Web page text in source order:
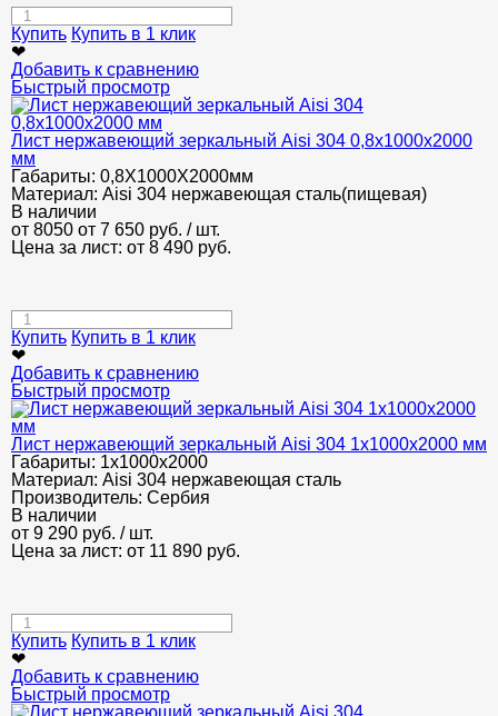
Купить Купить в 1 клик
❤
Добавить к сравнению
Быстрый просмотр
Лист нержавеющий зеркальный Aisi 304 0,8х1000х2000
мм
Габариты: 0,8Х1000Х2000мм
Материал: Aisi 304 нержавеющая сталь(пищевая)
В наличии
от 8050 от 7 650 руб. / шт.
Цена за лист: от 8 490 руб.
Купить Купить в 1 клик
❤
Добавить к сравнению
Быстрый просмотр
Лист нержавеющий зеркальный Aisi 304 1х1000х2000 мм
Габариты: 1х1000х2000
Материал: Aisi 304 нержавеющая сталь
Производитель: Сербия
В наличии
от 9 290 руб. / шт.
Цена за лист: от 11 890 руб.
Купить Купить в 1 клик
❤
Добавить к сравнению
Быстрый просмотр